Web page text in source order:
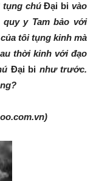
tụng chúĐại bi vào
y Tam bảo với
tôi tụng kinh mà
thời kinh với đạo
Đại bi như trước.